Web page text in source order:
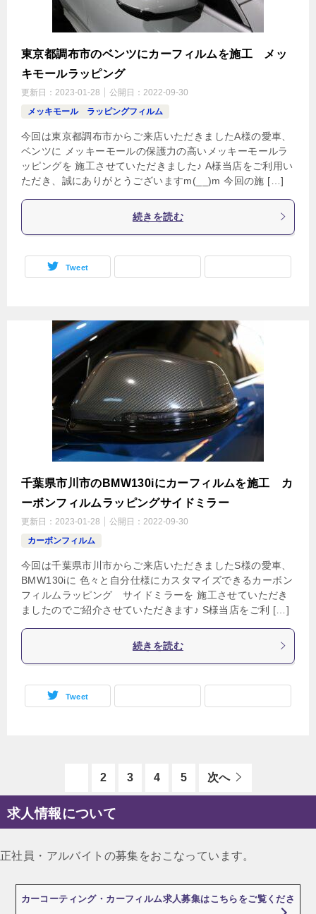
東京都調布市のベンツにカーフィルムを施工 メッ
キモールラッピング
更新日： 2023-01-28 公開日： 2022-09-30
メッキモール ラッピングフィルム
今回は東京都調布市からご来店いただきましたA様の愛車、
ベンツに メッキーモールの保護力の高いメッキーモールラ
ッピングを 施工させていただきました♪ A様当店をご利用い
ただき、誠にありがとうございますm(__)m 今回の施 […]
続きを読む
Tweet
千葉県市川市のBMW130iにカーフィルムを施工 カ
ーボンフィルムラッピングサイドミラー
更新日： 2023-01-28 公開日： 2022-09-30
カーボンフィルム
今回は千葉県市川市からご来店いただきましたS様の愛車、
BMW130iに 色々と自分仕様にカスタマイズできるカーボン
フィルムラッピング サイドミラーを 施工させていただき
ましたのでご紹介させていただきます♪ S様当店をご利 […]
続きを読む
Tweet
2 3 4 5 次へ
求人情報について
正社員・アルバイトの募集をおこなっています。
カーコーティング・カーフィルム求人募集はこちらをご覧くださ